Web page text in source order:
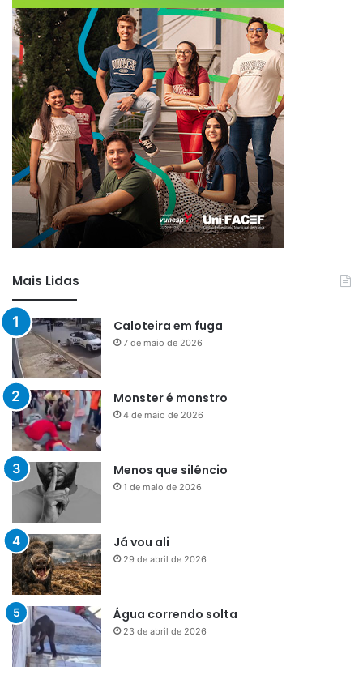
Mais Lidas
Caloteira em fuga
7 de maio de 2026
Monster é monstro
4 de maio de 2026
Menos que silêncio
1 de maio de 2026
Já vou ali
29 de abril de 2026
Água correndo solta
23 de abril de 2026